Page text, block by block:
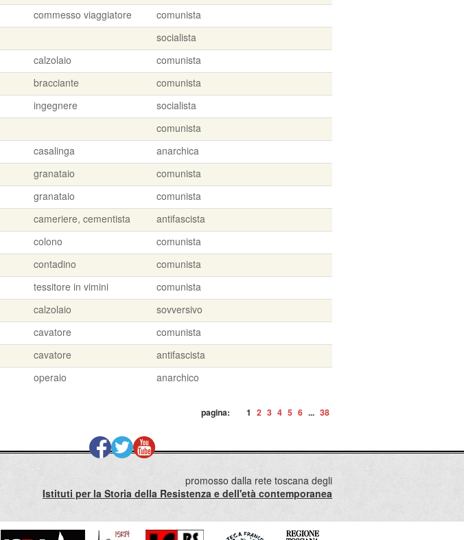
commesso viaggiatore
comunista
socialista
calzolaio
comunista
bracciante
comunista
ingegnere
socialista
comunista
casalinga
anarchica
granataio
comunista
granataio
comunista
cameriere, cementista
antifascista
colono
comunista
contadino
comunista
tessitore in vimini
comunista
calzolaio
sovversivo
cavatore
comunista
cavatore
antifascista
operaio anarchico
pagina: 1 2 3 4 5 6 ... 38
promosso dalla rete toscana degli
Istituti per la Storia della Resistenza e dell'età contemporanea